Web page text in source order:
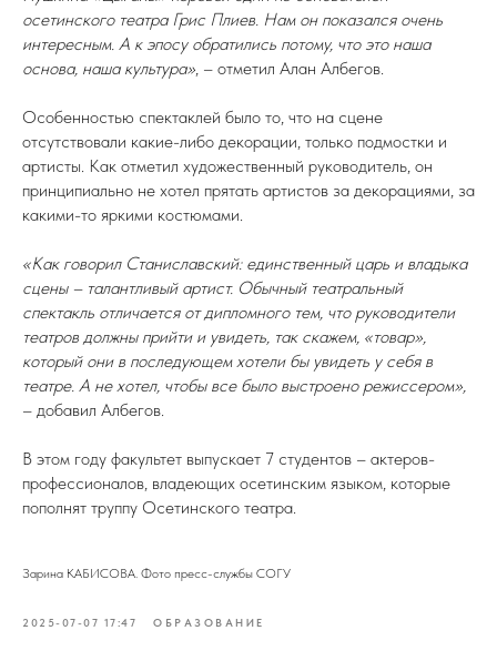
осетинского театра Грис Плиев. Нам он показался очень
интересным. А к эпосу обратились потому, что это наша
основа, наша культура», – отметил Алан Албегов.
Особенностью спектаклей было то, что на сцене
отсутствовали какие-либо декорации, только подмостки и
артисты. Как отметил художественный руководитель, он
принципиально не хотел прятать артистов за декорациями, за
какими-то яркими костюмами.
«Как говорил Станиславский: единственный царь и владыка
сцены – талантливый артист. Обычный театральный
спектакль отличается от дипломного тем, что руководители
театров должны прийти и увидеть, так скажем, «товар»,
который они в последующем хотели бы увидеть у себя в
театре. А не хотел, чтобы все было выстроено режиссером»,
– добавил Албегов.
В этом году факультет выпускает 7 студентов – актеров-
профессионалов, владеющих осетинским языком, которые
пополнят труппу Осетинского театра.
Зарина КАБИСОВА. Фото пресс-службы СОГУ
2025-07-07 17:47 ОБРАЗОВАНИЕ